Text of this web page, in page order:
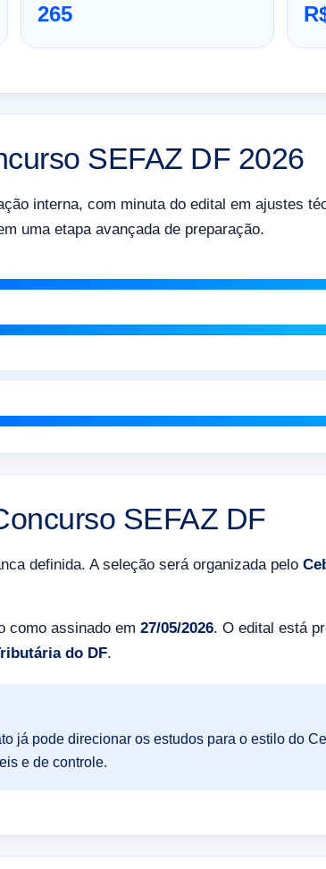
265
SEFAZ DF 2026
interna, com minuta do edital em ajustes
uma etapa avançada de preparação.
SEFAZ DF
definida. A seleção será organizada pelo
como assinado em 27/05/2026. O edital está
do DF.
já pode direcionar os estudos para o estilo do
e de controle.